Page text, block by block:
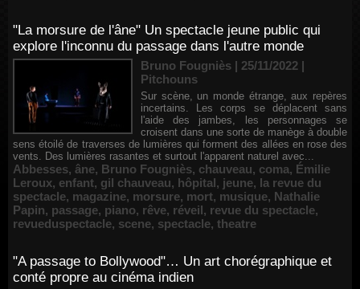
"La morsure de l'âne" Un spectacle jeune public qui
explore l'inconnu du passage dans l'autre monde
Bruno Fougniès | 25/11/2022 |
Pitchouns
Sur scène, un monde étrange, aux repères
incertains. Les corps se déplacent sans
l'aide des jambes, les personnages se
croisent dans une sorte de manège à double
sens étoilé de traverses de lumières qui forment des allées en rose des
vents. Des lumières rasantes et surtout l'apparent naturel avec...
Abbesses, âne, Bruno Fougniès, chauveau, coma, Émilie
Leroux, enfant, gil chauveau, hôpital, jeune, la revue du
spectacle, magazine, morsure, mort, musique, Nathalie
Papin, passage, piano, rêve, réveil, revue du spectacle,
revueduspectacle, scene, spectacle, theatre
"A passage to Bollywood"… Un art chorégraphique et
conté propre au cinéma indien